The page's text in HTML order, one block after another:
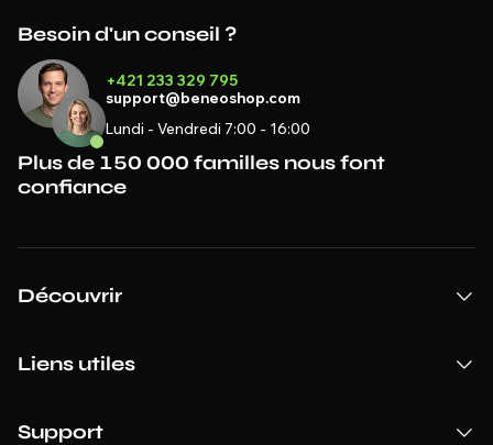
Besoin d'un conseil ?
+421 233 329 795
support@beneoshop.com
Lundi - Vendredi 7:00 - 16:00
Plus de 150 000 familles nous font
confiance
Découvrir
Liens utiles
Support